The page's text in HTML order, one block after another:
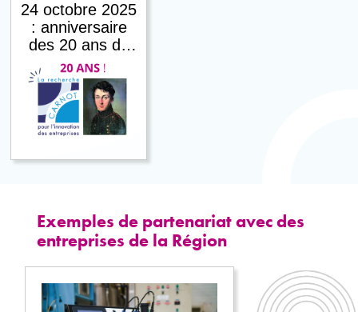
24 octobre 2025
: anniversaire
des 20 ans du
premier appel
Carnot, un
réseau au
service de
l’innovation
Exemples de partenariat avec des
entreprises de la Région